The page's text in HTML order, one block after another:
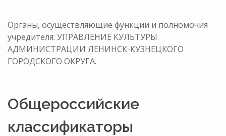
Органы, осуществляющие функции и полномочия
учредителя: УПРАВЛЕНИЕ КУЛЬТУРЫ
АДМИНИСТРАЦИИ ЛЕНИНСК-КУЗНЕЦКОГО
ГОРОДСКОГО ОКРУГА.
Общероссийские
классификаторы